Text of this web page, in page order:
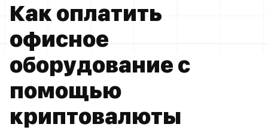
Как оплатить
офисное
оборудование с
помощью
криптовалюты